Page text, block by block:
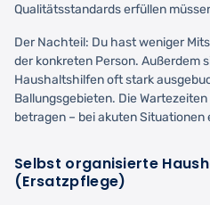
Qualitätsstandards erfüllen
Der Nachteil: Du hast weniger
der konkreten Person. Außerdem
Haushaltshilfen oft stark
Ballungsgebieten. Die
betragen – bei akuten Situationen
Selbst organisierte
(Ersatzpflege)